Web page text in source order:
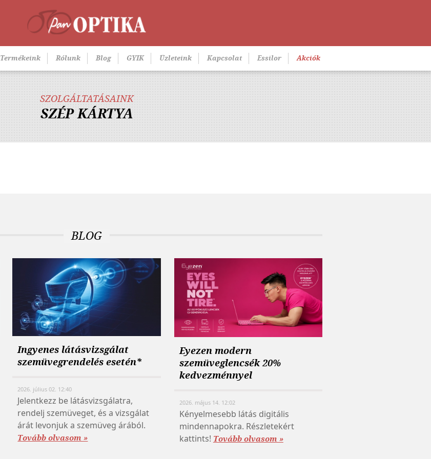
Termékeink Rólunk Blog GYIK Üzleteink Kapcsolat Essilor Akciók
SZOLGÁLTATÁSAINK
SZÉP KÁRTYA
BLOG
Ingyenes látásvizsgálat
szemüvegrendelés esetén*
2026. július 02. 12:40
Jelentkezz be látásvizsgálatra,
rendelj szemüveget, és a vizsgálat
árát levonjuk a szemüveg árából.
Tovább olvasom »
Eyezen modern
szemüveglencsék 20%
kedvezménnyel
2026. május 14. 12:02
Kényelmesebb látás digitális
mindennapokra. Részletekért
kattints! Tovább olvasom »